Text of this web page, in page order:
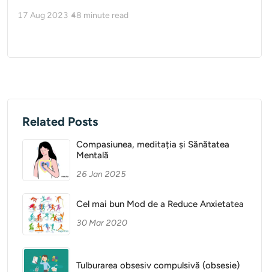
17 Aug 2023 48 minute read
Related Posts
Compasiunea, meditația și Sănătatea
Mentală
26 Jan 2025
Cel mai bun Mod de a Reduce Anxietatea
30 Mar 2020
Tulburarea obsesiv compulsivă (obsesie)